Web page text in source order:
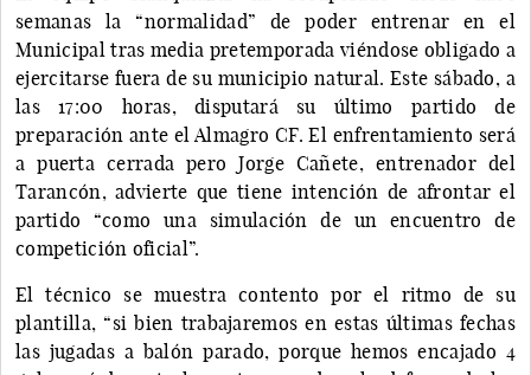
semanas la “normalidad” de poder entrenar en el
Municipal tras media pretemporada viéndose obligado a
ejercitarse fuera de su municipio natural. Este sábado, a
las 17:00 horas, disputará su último partido de
preparación ante el Almagro CF. El enfrentamiento será
a puerta cerrada pero Jorge Cañete, entrenador del
Tarancón, advierte que tiene intención de afrontar el
partido “como una simulación de un encuentro de
competición oficial”.
El técnico se muestra contento por el ritmo de su
plantilla, “si bien trabajaremos en estas últimas fechas
las jugadas a balón parado, porque hemos encajado 4